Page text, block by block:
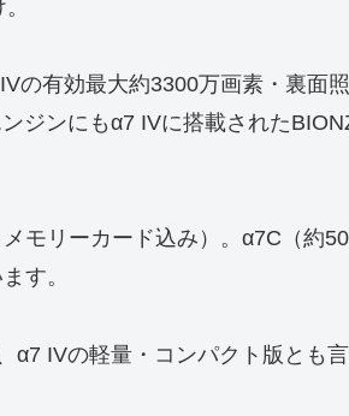
の有効最大約3300万画素・裏面
ジンにもα7 IVに搭載された
モリーカード込み）。α7C（約
す。
α7 IVの軽量・コンパクト版とも言